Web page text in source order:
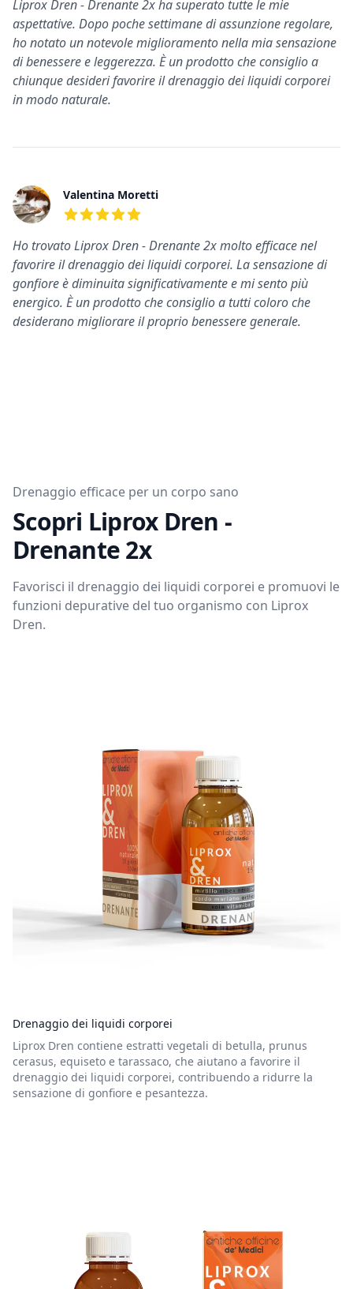
Liprox Dren - Drenante 2x ha superato tutte le mie
aspettative. Dopo poche settimane di assunzione regolare,
ho notato un notevole miglioramento nella mia sensazione
di benessere e leggerezza. È un prodotto che consiglio a
chiunque desideri favorire il drenaggio dei liquidi corporei
in modo naturale.
Valentina Moretti
Ho trovato Liprox Dren - Drenante 2x molto efficace nel
favorire il drenaggio dei liquidi corporei. La sensazione di
gonfiore è diminuita significativamente e mi sento più
energico. È un prodotto che consiglio a tutti coloro che
desiderano migliorare il proprio benessere generale.
Drenaggio efficace per un corpo sano
Scopri Liprox Dren -
Drenante 2x
Favorisci il drenaggio dei liquidi corporei e promuovi le
funzioni depurative del tuo organismo con Liprox
Dren.
Drenaggio dei liquidi corporei
Liprox Dren contiene estratti vegetali di betulla, prunus
cerasus, equiseto e tarassaco, che aiutano a favorire il
drenaggio dei liquidi corporei, contribuendo a ridurre la
sensazione di gonfiore e pesantezza.